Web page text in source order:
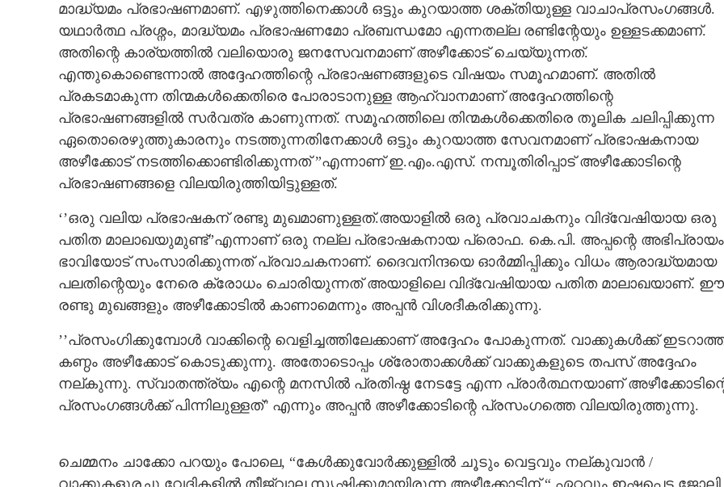
മാദ്ധ്യമം പ്രഭാഷണമാണ്. എഴുത്തിനെക്കാൾ ഒട്ടും കുറയാത്ത ശക്തിയുള്ള വാചാപ്രസംഗങ്ങൾ.
യഥാർത്ഥ പ്രശ്നം, മാദ്ധ്യമം പ്രഭാഷണമോ പ്രബന്ധമോ എന്നതല്ല രണ്ടിന്റേയും ഉള്ളടക്കമാണ്.
അതിന്റെ കാര്യത്തിൽ വലിയൊരു ജനസേവനമാണ് അഴീക്കോട് ചെയ്യുന്നത്.
എന്തുകൊണ്ടെന്നാൽ അദ്ദേഹത്തിന്റെ പ്രഭാഷണങ്ങളുടെ വിഷയം സമൂഹമാണ്. അതിൽ
പ്രകടമാകുന്ന തിന്മകൾക്കെതിരെ പോരാടാനുള്ള ആഹ്വാനമാണ് അദ്ദേഹത്തിന്റെ
പ്രഭാഷണങ്ങളിൽ സർവത്ര കാണുന്നത്. സമൂഹത്തിലെ തിന്മകൾക്കെതിരെ തൂലിക ചലിപ്പിക്കുന്ന
ഏതൊരെഴുത്തുകാരനും നടത്തുന്നതിനേക്കാൾ ഒട്ടും കുറയാത്ത സേവനമാണ് പ്രഭാഷകനായ
അഴീക്കോട് നടത്തിക്കൊണ്ടിരിക്കുന്നത് ”എന്നാണ് ഇ.എം.എസ്. നമ്പൂതിരിപ്പാട് അഴീക്കോടിന്റെ
പ്രഭാഷണങ്ങളെ വിലയിരുത്തിയിട്ടുള്ളത്.
‘’ഒരു വലിയ പ്രഭാഷകന് രണ്ടു മുഖമാണുള്ളത്.അയാളിൽ ഒരു പ്രവാചകനും വിദ്വേഷിയായ ഒരു
പതിത മാലാഖയുമുണ്ട്”എന്നാണ് ഒരു നല്ല പ്രഭാഷകനായ പ്രൊഫ. കെ.പി. അപ്പന്റെ
ഭാവിയോട് സംസാരിക്കുന്നത് പ്രവാചകനാണ്. ദൈവനിന്ദയെ ഓർമ്മിപ്പിക്കും വിധം ആരാദ്ധ്യമായ
പലതിന്റെയും നേരെ ക്രോധം ചൊരിയുന്നത് അയാളിലെ വിദ്വേഷിയായ പതിത മാലാഖയാണ്. ഈ
രണ്ടു മുഖങ്ങളും അഴീക്കോടിൽ കാണാമെന്നും അപ്പൻ വിശദീകരിക്കുന്നു.
’’പ്രസംഗിക്കുമ്പോൾ വാക്കിന്റെ വെളിച്ചത്തിലേക്കാണ് അദ്ദേഹം പോകുന്നത്. വാക്കുകൾക്ക്
കണ്ഠം അഴീക്കോട് കൊടുക്കുന്നു. അതോടൊപ്പം ശ്രോതാക്കൾക്ക് വാക്കുകളുടെ തപസ് അദ്ദേഹം
നല്കുന്നു. സ്വാതന്ത്ര്യം എന്റെ മനസിൽ പ്രതിഷ്ഠ നേടട്ടേ എന്ന പ്രാർത്ഥനയാണ്
പ്രസംഗങ്ങൾക്ക് പിന്നിലുള്ളത്'' എന്നും അപ്പൻ അഴീക്കോടിന്റെ പ്രസംഗത്തെ വിലയിരുത്തുന്നു.
ചെമ്മനം ചാക്കോ പറയും പോലെ, “കേൾക്കുവോർക്കുള്ളിൽ ചൂടും വെട്ടവും നല്കുവാൻ /
വാക്കുകളൂരച്ചു വേദികളിൽ തീജ്വാല സൃഷ്ടിക്കുമായിരുന്ന അഴീക്കോടിന് “ ഏറ്റവും ഇഷ്ടപ്പെട്ട ജോലി
Share this link